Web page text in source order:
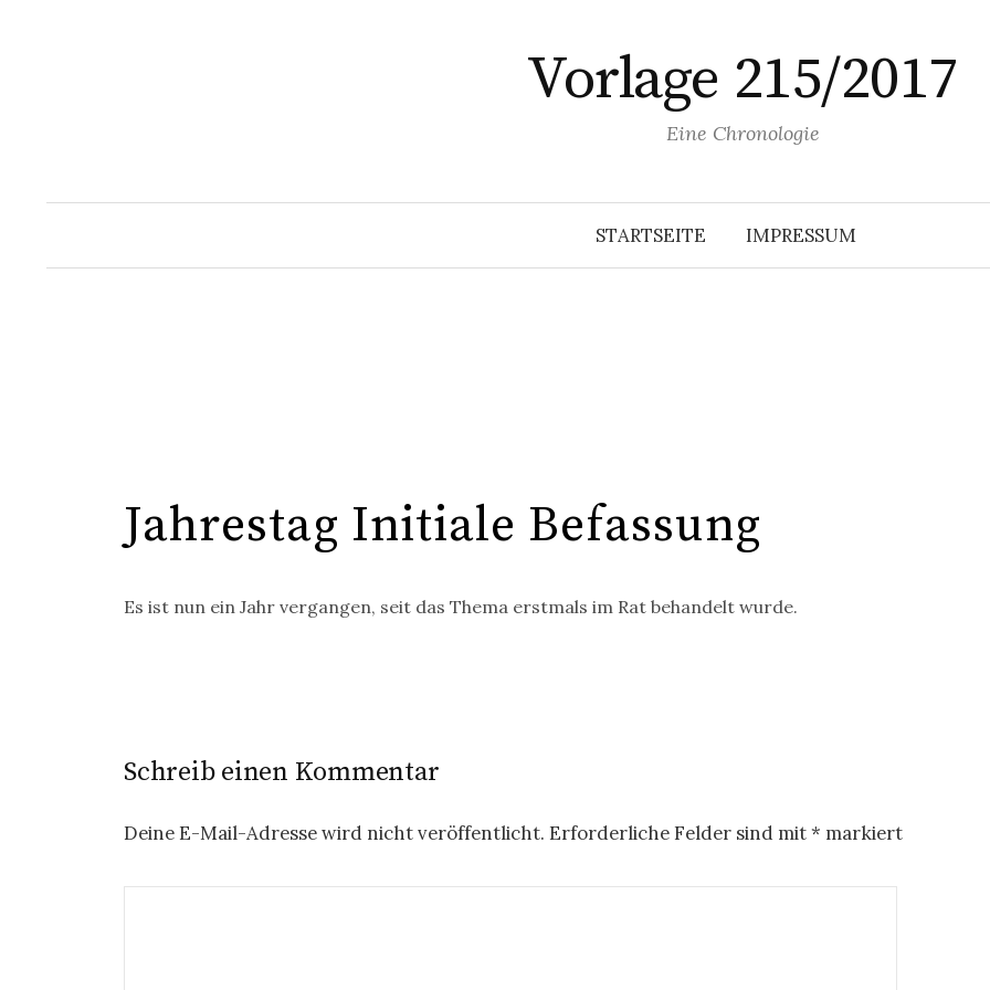
Vorlage 215/2017
Eine Chronologie
STARTSEITE IMPRESSUM
Jahrestag Initiale Befassung
Es ist nun ein Jahr ver­gan­gen, seit das Thema erst­mals im Rat be­han­delt wur­de.
Schreib einen Kommentar
Deine E-Mail-Adresse wird nicht veröffentlicht. Erforderliche Felder sind mit* markiert